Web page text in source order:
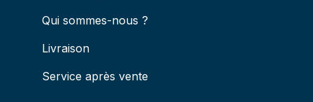
Qui sommes-nous ?
Livraison
Service après vente